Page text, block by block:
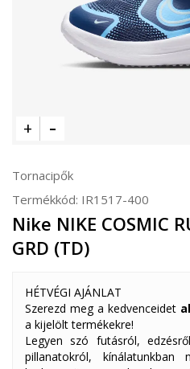
Tornacipők
Termékkód: IR1517-400
Nike NIKE COSMIC
GRD (TD)
HÉTVÉGI AJÁNLAT
Szerezd meg a kedvenceidet
a kijelölt termékekre!
Legyen szó futásról,
pillanatokról,